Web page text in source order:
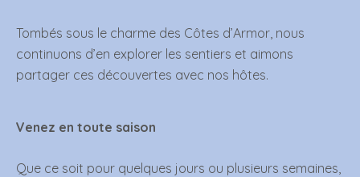
Tombés sous le charme des Côtes d’Armor, nous
continuons d’en explorer les sentiers et aimons
partager ces découvertes avec nos hôtes.
Venez en toute saison
Que ce soit pour quelques jours ou plusieurs semaines,